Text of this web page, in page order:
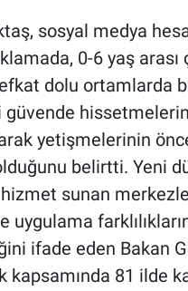
sosyal medya
0-6 yaş arası
dolu ortamlarda
yetişmelerinin
belirtti. Yeni
sunan
uygulama
ifade eden Bakan
kapsamında 81 ilde